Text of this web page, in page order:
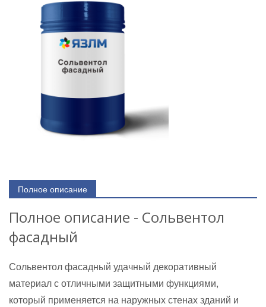
Полное описание
Полное описание - Сольвентол
фасадный
Сольвентол фасадный удачный декоративный
материал с отличными защитными функциями,
который применяется на наружных стенах зданий и